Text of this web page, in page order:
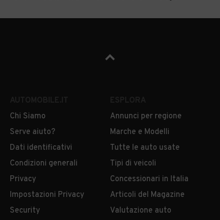
Chi Siamo
Serve aiuto?
Dati identificativi
Condizioni generali
Privacy
Impostazioni Privacy
Security
Annunci per regione
Marche e Modelli
Tutte le auto usate
Tipi di veicoli
Concessionari in Italia
Articoli del Magazine
Valutazione auto